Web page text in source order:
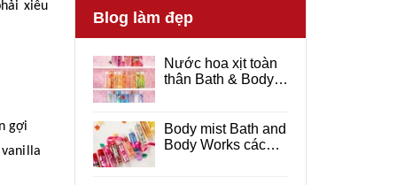
xiêu
gợi
Blog làm đẹp
Nước hoa xịt toàn
thân Bath & Body
Body mist Bath and
Body Works các